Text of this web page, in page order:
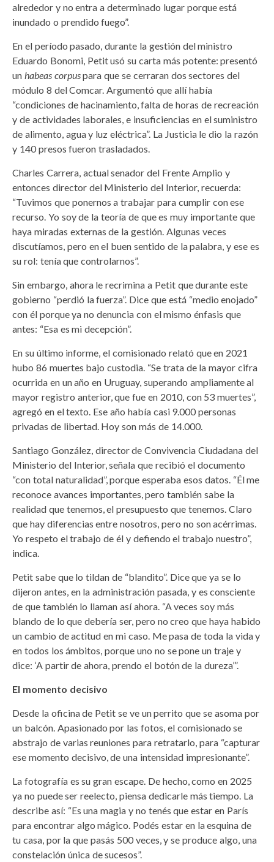
alrededor y no entra a determinado lugar porque está
inundado o prendido fuego”.
En el período pasado, durante la gestión del ministro
Eduardo Bonomi, Petit usó su carta más potente: presentó
un habeas corpuspara que se cerraran dos sectores del
módulo 8 del Comcar. Argumentó que allí había
“condiciones de hacinamiento, falta de horas de recreación
y de actividades laborales, e insuficiencias en el suministro
de alimento, agua y luz eléctrica”. La Justicia le dio la razón
y 140 presos fueron trasladados.
Charles Carrera, actual senador del Frente Amplio y
entonces director del Ministerio del Interior, recuerda:
“Tuvimos que ponernos a trabajar para cumplir con ese
recurso. Yo soy de la teoría de que es muy importante que
haya miradas externas de la gestión. Algunas veces
discutíamos, pero en el buen sentido de la palabra, y ese es
su rol: tenía que controlarnos”.
Sin embargo, ahora le recrimina a Petit que durante este
gobierno “perdió la fuerza”. Dice que está “medio enojado”
con él porque ya no denuncia con el mismo énfasis que
antes: “Esa es mi decepción”.
En su último informe, el comisionado relató que en 2021
hubo 86 muertes bajo custodia. “Se trata de la mayor cifra
ocurrida en un año en Uruguay, superando ampliamente al
mayor registro anterior, que fue en 2010, con 53 muertes”,
agregó en el texto. Ese año había casi 9.000 personas
privadas de libertad. Hoy son más de 14.000.
Santiago González, director de Convivencia Ciudadana del
Ministerio del Interior, señala que recibió el documento
“con total naturalidad”, porque esperaba esos datos. “Él me
reconoce avances importantes, pero también sabe la
realidad que tenemos, el presupuesto que tenemos. Claro
que hay diferencias entre nosotros, pero no son acérrimas.
Yo respeto el trabajo de él y defiendo el trabajo nuestro”,
indica.
Petit sabe que lo tildan de “blandito”. Dice que ya se lo
dijeron antes, en la administración pasada, y es consciente
de que también lo llaman así ahora. “A veces soy más
blando de lo que debería ser, pero no creo que haya habido
un cambio de actitud en mi caso. Me pasa de toda la vida y
en todos los ámbitos, porque uno no se pone un traje y
dice: ‘A partir de ahora, prendo el botón de la dureza’”.
El momento decisivo
Desde la oficina de Petit se ve un perrito que se asoma por
un balcón. Apasionado por las fotos, el comisionado se
abstrajo de varias reuniones para retratarlo, para “capturar
ese momento decisivo, de una intensidad impresionante”.
La fotografía es su gran escape. De hecho, como en 2025
ya no puede ser reelecto, piensa dedicarle más tiempo. La
describe así: “Es una magia y no tenés que estar en París
para encontrar algo mágico. Podés estar en la esquina de
tu casa, por la que pasás 500 veces, y se produce algo, una
constelación única de sucesos”.